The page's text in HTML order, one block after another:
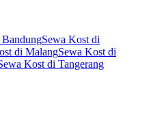
Sewa Kost di
di MalangSewa Kost di
Kost di Tangerang